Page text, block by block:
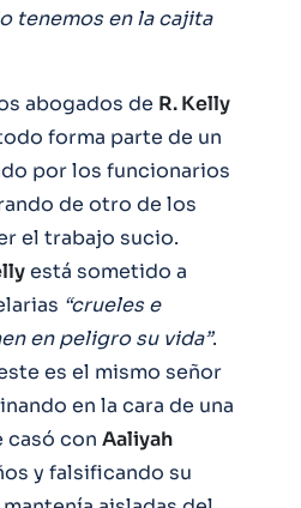
tenemos en la cajita
abogados de R. Kelly
forma parte de un
por los funcionarios
de otro de los
el trabajo sucio.
está sometido a
“crueles e
en peligro su vida”.
es el mismo señor
en la cara de una
casó con Aaliyah
y falsificando su